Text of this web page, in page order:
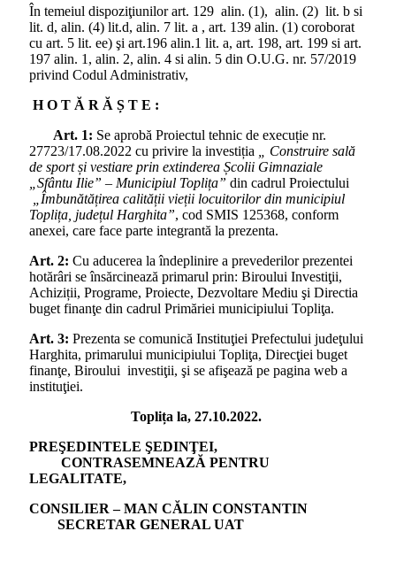
În temeiul dispoziţiunilor art. 129 alin. (1), alin. (2) lit. b si
lit. d, alin. (4) lit.d, alin. 7 lit. a , art. 139 alin. (1) coroborat
cu art. 5 lit. ee) şi art.196 alin.1 lit. a, art. 198, art. 199 si art.
197 alin. 1, alin. 2, alin. 4 si alin. 5 din O.U.G. nr. 57/2019
privind Codul Administrativ,
H O T Ă R Ă Ș T E :
Art. 1: Se aprobă Proiectul tehnic de execuție nr.
27723/17.08.2022 cu privire la investiția „ Construire sală
de sport și vestiare prin extinderea Școlii Gimnaziale
„Sfântu Ilie” – Municipiul Toplița” din cadrul Proiectului
„Îmbunătățirea calității vieții locuitorilor din municipiul
Toplița, județul Harghita”, cod SMIS 125368, conform
anexei, care face parte integrantă la prezenta.
Art. 2: Cu aducerea la îndeplinire a prevederilor prezentei
hotărâri se însărcinează primarul prin: Biroului Investiţii,
Achiziții, Programe, Proiecte, Dezvoltare Mediu şi Directia
buget finanţe din cadrul Primăriei municipiului Topliţa.
Art. 3: Prezenta se comunică Instituţiei Prefectului judeţului
Harghita, primarului municipiului Topliţa, Direcţiei buget
finanţe, Biroului investiţii, şi se afişează pe pagina web a
instituţiei.
Toplița la, 27.10.2022.
PREŞEDINTELE ŞEDINŢEI,
CONTRASEMNEAZĂ PENTRU
LEGALITATE,
CONSILIER – MAN CĂLIN CONSTANTIN
SECRETAR GENERAL UAT